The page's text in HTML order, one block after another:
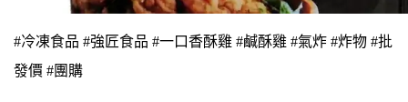
#冷凍食品 #強匠食品 #一口香酥雞 #鹹酥雞 #氣炸 #炸物 #批
發價 #團購